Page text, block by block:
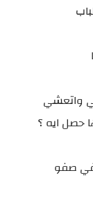
واتعشي
حصل ايه ؟
صفو